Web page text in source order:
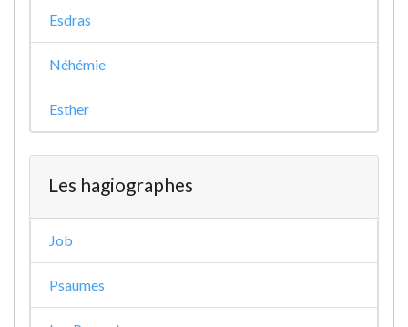
Esdras
Néhémie
Esther
Les hagiographes
Job
Psaumes